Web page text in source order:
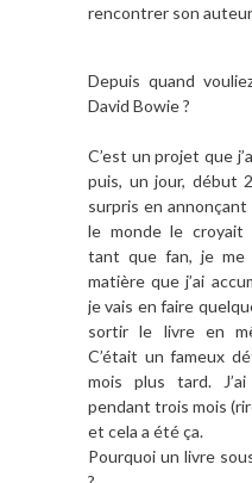
rencontrer son auteur
Depuis quand
David Bowie ?
C’est un projet que
puis, un jour, début
surpris en
le monde le croyait
tant que fan, je
matière que j’ai
je vais en faire
sortir le livre en
C’était un fameux
mois plus tard.
pendant trois mois
et cela a été ça.
Pourquoi un livre